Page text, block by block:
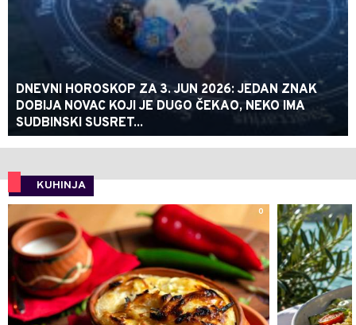
DNEVNI HOROSKOP ZA 3. JUN 2026: JEDAN ZNAK
DOBIJA NOVAC KOJI JE DUGO ČEKAO, NEKO IMA
SUDBINSKI SUSRET...
KUHINJA
0